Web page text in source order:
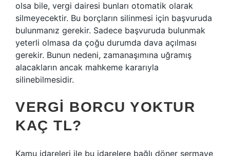
olsa bile, vergi dairesi bunları otomatik olarak
silmeyecektir. Bu borçların silinmesi için başvuruda
bulunmanız gerekir. Sadece başvuruda bulunmak
yeterli olmasa da çoğu durumda dava açılması
gerekir. Bunun nedeni, zamanaşımına uğramış
alacakların ancak mahkeme kararıyla
silinebilmesidir.
VERGI BORCU YOKTUR
KAÇ TL?
Kamu idareleri ile bu idarelere bağlı döner sermaye